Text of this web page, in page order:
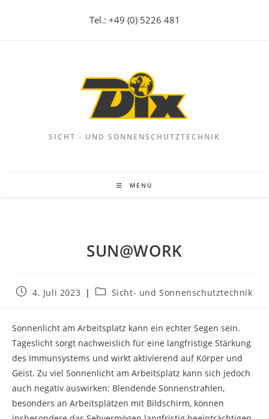
Tel.: +49 (0) 5226 481
SICHT - UND SONNENSCHUTZTECHNIK
MENÜ
SUN@WORK
Beitrag4. Juli 2023
Beitrags-
Sicht- und Sonnenschutztechnik
Sonnenlicht am Arbeitsplatz kann ein echter Segen sein.
Tageslicht sorgt nachweislich für eine langfristige Stärkung
des Immunsystems und wirkt aktivierend auf Körper und
Geist. Zu viel Sonnenlicht am Arbeitsplatz kann sich jedoch
auch negativ auswirken: Blendende Sonnenstrahlen,
besonders an Arbeitsplätzen mit Bildschirm, können